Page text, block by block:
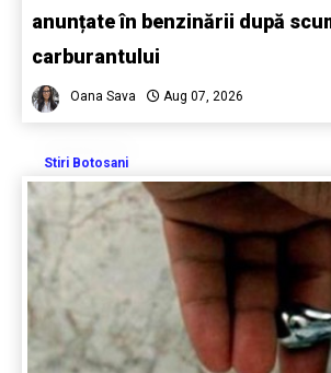
anunțate în benzinării după
carburantului
Oana Sava Aug 07, 2026
Stiri Botosani